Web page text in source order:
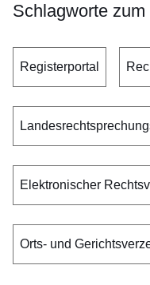
Schlagworte zum
Registerportal
Elektronischer
Orts- und